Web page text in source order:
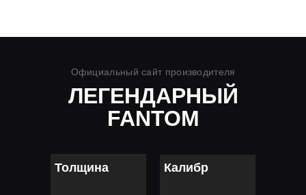
Официальный сайт производителя
ЛЕГЕНДАРНЫЙ
FANTOM
Толщина Калибр